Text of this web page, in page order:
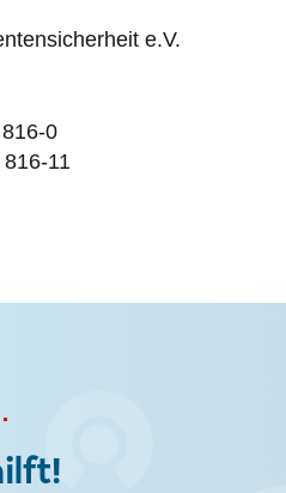
e.V.
0
11